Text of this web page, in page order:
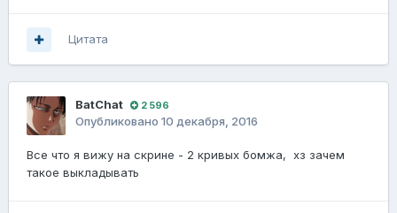
Цитата
BatChat 2 596
Опубликовано 10 декабря, 2016
Все что я вижу на скрине - 2 кривых бомжа, хз зачем
такое выкладывать